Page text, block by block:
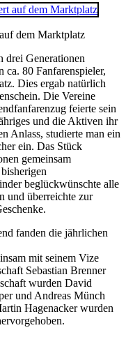
dem Marktplatz
drei Generationen
ca. 80 Fanfarenspieler,
Dies ergab natürlich
Die Vereine
feierte sein
und die Aktiven ihr
Anlass, studierte man ein
ein. Das Stück
gemeinsam
beglückwünschte alle
und überreichte zur
fanden die jährlichen
mit seinem Vize
Sebastian Brenner
wurden David
und Andreas Münch
Hagenacker wurden